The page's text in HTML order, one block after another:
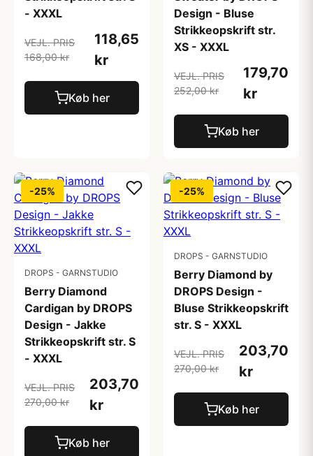
- XXXL
VEJL. PRIS
168,00 kr
118,65
kr
Køb her
Design - Bluse
Strikkeopskrift str.
XS - XXXL
VEJL. PRIS
252,00 kr
179,70
kr
Køb her
-25%
DROPS - GARNSTUDIO
Berry Diamond
Cardigan by DROPS
Design - Jakke
Strikkeopskrift str. S
- XXXL
VEJL. PRIS
270,00 kr
203,70
kr
Køb her
-25%
DROPS - GARNSTUDIO
Berry Diamond by
DROPS Design -
Bluse Strikkeopskrift
str. S - XXXL
VEJL. PRIS
270,00 kr
203,70
kr
Køb her